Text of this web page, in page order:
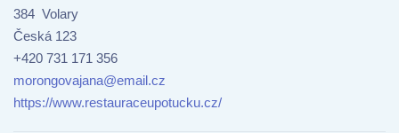
384 Volary
Česká 123
+420 731 171 356
morongovajana@email.cz
https://www.restauraceupotucku.cz/